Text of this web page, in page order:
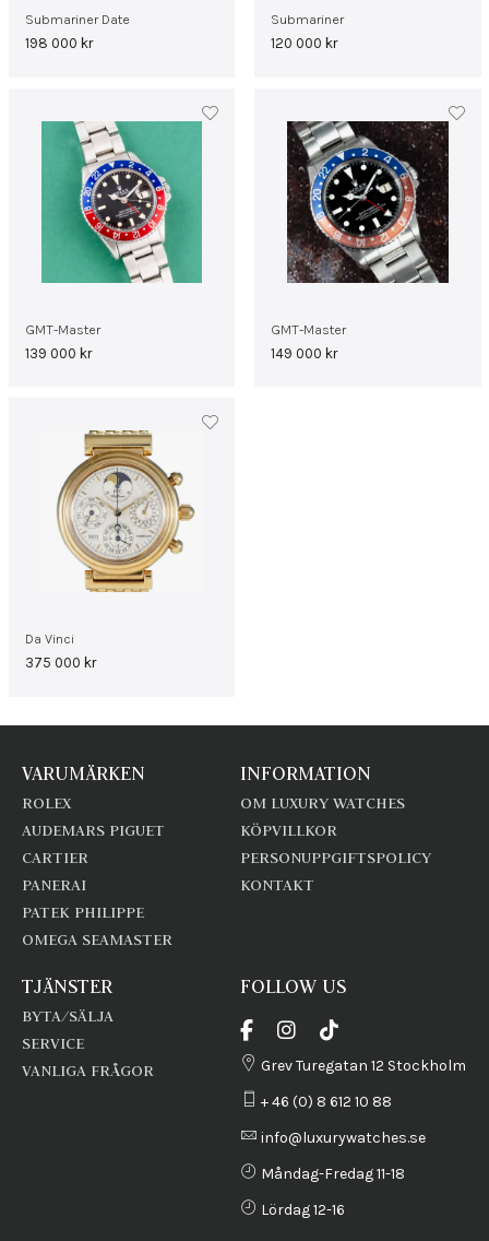
Submariner Date
198 000 kr
Submariner
120 000 kr
GMT-Master
139 000 kr
GMT-Master
149 000 kr
Da Vinci
375 000 kr
VARUMÄRKEN
ROLEX
AUDEMARS PIGUET
CARTIER
PANERAI
PATEK PHILIPPE
OMEGA SEAMASTER
INFORMATION
OM LUXURY WATCHES
KÖPVILLKOR
PERSONUPPGIFTSPOLICY
KONTAKT
TJÄNSTER
BYTA/SÄLJA
SERVICE
VANLIGA FRÅGOR
FOLLOW US
Grev Turegatan 12 Stockholm
+ 46 (0) 8 612 10 88
info@luxurywatches.se
Måndag-Fredag 11-18
Lördag 12-16